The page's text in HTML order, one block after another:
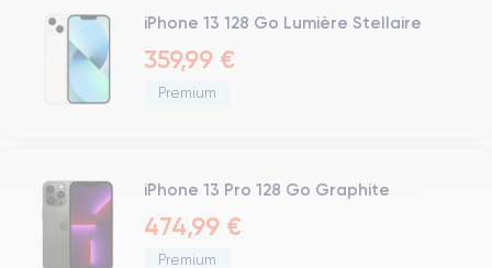
Bouton Home
Bluetooth
Réseau
iPhone 13 128 Go Lumière Stellaire
359,99 €
Premium
iPhone 13 Pro 128 Go Graphite
474,99 €
Premium